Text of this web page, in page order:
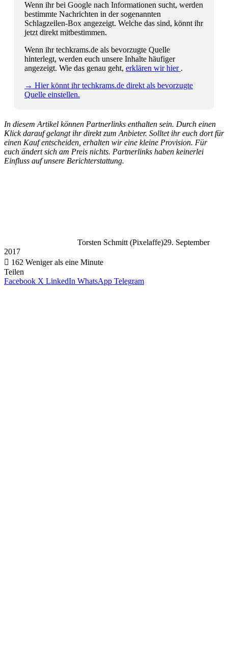
Wenn ihr bei Google nach Informationen sucht, werden
bestimmte Nachrichten in der sogenannten
Schlagzeilen-Box angezeigt. Welche das sind, könnt ihr
jetzt direkt mitbestimmen.
Wenn ihr techkrams.de als bevorzugte Quelle
hinterlegt, werden euch unsere Inhalte häufiger
angezeigt. Wie das genau geht, erklären wir hier .
→ Hier könnt ihr techkrams.de direkt als bevorzugte
Quelle einstellen.
In diesem Artikel können Partnerlinks enthalten sein. Durch einen
Klick darauf gelangt ihr direkt zum Anbieter. Solltet ihr euch dort für
einen Kauf entscheiden, erhalten wir eine kleine Provision. Für
euch ändert sich am Preis nichts. Partnerlinks haben keinerlei
Einfluss auf unsere Berichterstattung.
Torsten Schmitt (Pixelaffe)29. September
2017
162 Weniger als eine Minute
Teilen
Facebook X LinkedIn WhatsApp Telegram